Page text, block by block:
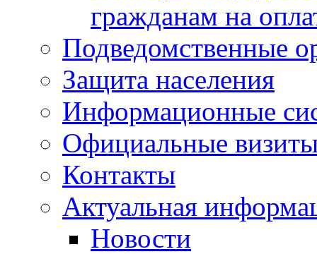
гражданам на
Подведомственные
Защита населения
Информационные
Официальные
Контакты
Актуальная
Новости